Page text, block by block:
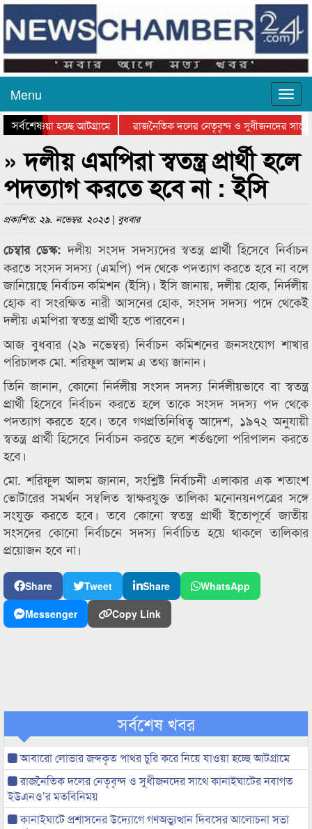
Menu
সর্বশেষ
যাওয়া হচ্ছে আটগ্রামে
রাজনৈতিক দলের নেতৃবৃন্দ ও সুধীজনদের সাথে
পুরস্কার বিতরণ সম্পন্ন
সিলেটে বাংলাদেশ গ্রুপ থিয়েটার
» দলীয় এমপিরা স্বতন্ত্র প্রার্থী হলে
পদত্যাগ করতে হবে না : ইসি
প্রকাশিত: ২৯. নভেম্বর. ২০২৩ | বুধবার
চেম্বার ডেস্ক:দলীয় সংসদ সদস্যদের স্বতন্ত্র প্রার্থী হিসেবে নির্বাচন
করতে সংসদ সদস্য (এমপি) পদ থেকে পদত্যাগ করতে হবে না বলে
জানিয়েছে নির্বাচন কমিশন (ইসি)। ইসি জানায়, দলীয় হোক, নির্দলীয়
হোক বা সংরক্ষিত নারী আসনের হোক, সংসদ সদস্য পদে থেকেই
দলীয় এমপিরা স্বতন্ত্র প্রার্থী হতে পারবেন।
আজ বুধবার (২৯ নভেম্বর) নির্বাচন কমিশনের জনসংযোগ শাখার
পরিচালক মো. শরিফুল আলম এ তথ্য জানান।
তিনি জানান, কোনো নির্দলীয় সংসদ সদস্য নির্দলীয়ভাবে বা স্বতন্ত্র
প্রার্থী হিসেবে নির্বাচন করতে হলে তাকে সংসদ সদস্য পদ থেকে
পদত্যাগ করতে হবে। তবে গণপ্রতিনিধিত্ব আদেশ, ১৯৭২ অনুযায়ী
স্বতন্ত্র প্রার্থী হিসেবে নির্বাচন করতে হলে শর্তগুলো পরিপালন করতে
হবে।
মো. শরিফুল আলম জানান, সংশ্লিষ্ট নির্বাচনী এলাকার এক শতাংশ
ভোটারের সমর্থন সম্বলিত স্বাক্ষরযুক্ত তালিকা মনোনয়নপত্রের সঙ্গে
সংযুক্ত করতে হবে। তবে কোনো স্বতন্ত্র প্রার্থী ইতোপূর্বে জাতীয়
সংসদের কোনো নির্বাচনে সদস্য নির্বাচিত হয়ে থাকলে তালিকার
প্রয়োজন হবে না।
Share Tweet Share
WhatsApp
Messenger
Copy Link
সর্বশেষ খবর
আবারো লোভার জব্দকৃত পাথর চুরি করে নিয়ে যাওয়া হচ্ছে আটগ্রামে
রাজনৈতিক দলের নেতৃবৃন্দ ও সুধীজনদের সাথে কানাইঘাটের নবাগত
ইউএনও’র মতবিনিময়
কানাইঘাটে প্রশাসনের উদ্যোগে গণঅভ্যুত্থান দিবসের আলোচনা সভা